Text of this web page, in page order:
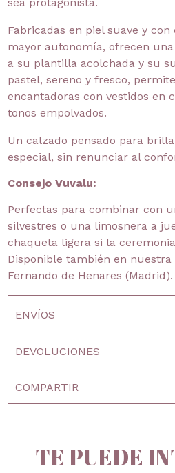
sea protagonista.
Fabricadas en piel suave y
mayor autonomía, ofrecen
a su plantilla acolchada y su
pastel, sereno y fresco,
encantadoras con vestidos en
tonos empolvados.
Un calzado pensado para
especial, sin renunciar al
Consejo Vuvalu:
Perfectas para combinar con
silvestres o una limosnera a
chaqueta ligera si la
Disponible también en
Fernando de Henares (Madrid).
ENVÍOS
DEVOLUCIONES
COMPARTIR
TE PUEDE